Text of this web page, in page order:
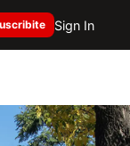
Sign In